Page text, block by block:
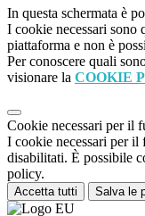
In questa schermata è
I cookie necessari sono
piattaforma e non è
Per conoscere quali
visionare la COOKIE
Cookie necessari per il
I cookie necessari per il
disabilitati. È possibile
policy.
Accetta tutti Salva le